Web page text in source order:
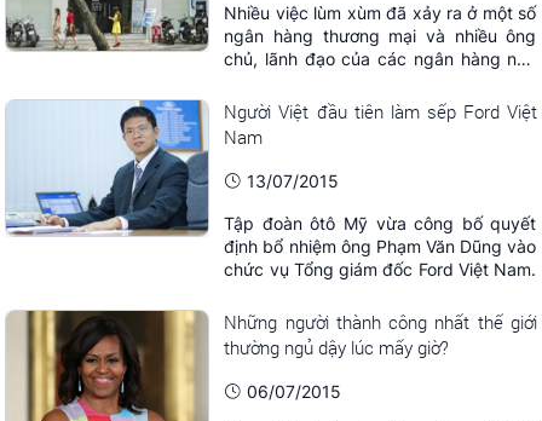
Nhiều việc lùm xùm đã xảy ra ở một số
ngân hàng thương mại và nhiều ông
chủ, lãnh đạo của các ngân hàng này
“sờ gáy”.
Người Việt đầu tiên làm sếp Ford Việt
Nam
13/07/2015
Tập đoàn ôtô Mỹ vừa công bố quyết
định bổ nhiệm ông Phạm Văn Dũng vào
chức vụ Tổng giám đốc Ford Việt Nam.
Những người thành công nhất thế giới
thường ngủ dậy lúc mấy giờ?
06/07/2015